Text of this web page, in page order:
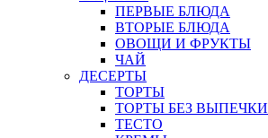
ПЕРВЫЕ БЛЮДА
ВТОРЫЕ БЛЮДА
ОВОЩИ И ФРУКТЫ
ЧАЙ
ДЕСЕРТЫ
ТОРТЫ
ТОРТЫ БЕЗ ВЫПЕЧКИ
ТЕСТО